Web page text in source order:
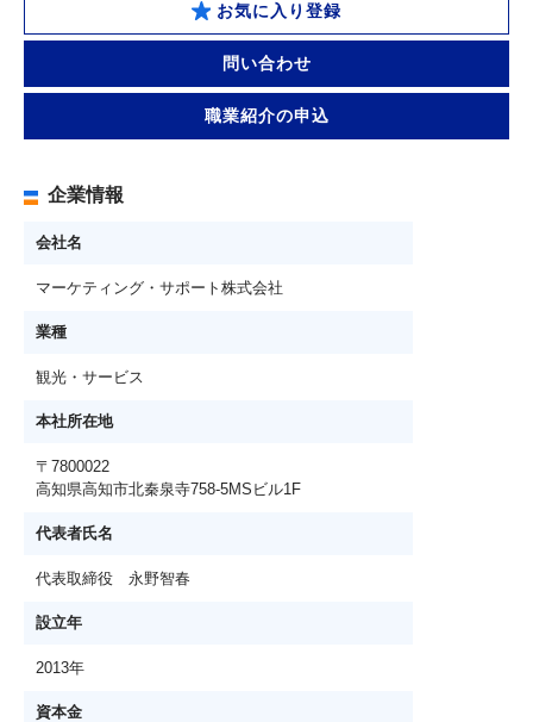
お気に入り登録
問い合わせ
職業紹介の申込
企業情報
会社名
マーケティング・サポート株式会社
業種
観光・サービス
本社所在地
〒7800022
高知県高知市北秦泉寺758-5MSビル1F
代表者氏名
代表取締役 永野智春
設立年
2013年
資本金